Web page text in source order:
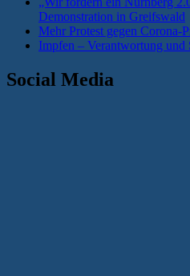
Demonstration in Greifswald
Mehr Protest gegen Corona-
Impfen – Verantwortung und
Social Media